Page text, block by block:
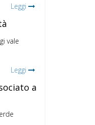
Leggi
vale
Leggi
a